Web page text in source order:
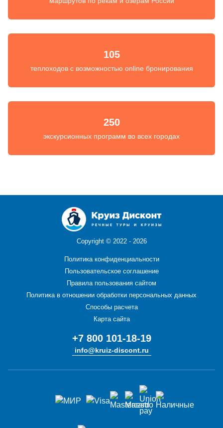
105
теплоходов с возможностью online бронирования
250
экскурсионных программ во всех городах
Copyright © 2022 - 2026
Политика конфиденциальности
Пользовательское соглашение
Правила пользования сайтом
Политика в отношении обработки персональных данных
Способы расчета
Карта сайта
+7 800 101-18-19
info@kruiz-discont.ru